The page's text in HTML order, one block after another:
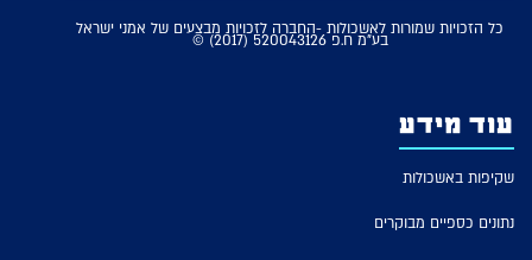
כל הזכויות שמורות לאשכולות -החברה לזכויות מבצעים של אמני ישראל
בע"מ ח.פ 520043126 (2017) ©
עוד מידע
שקיפות באשכולות
נתונים כספיים מבוקרים